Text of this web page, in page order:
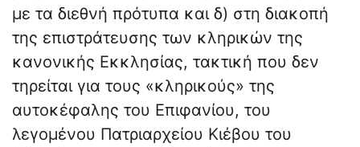
με τα διεθνή πρότυπα και δ) στη διακοπή
της επιστράτευσης των κληρικών της
κανονικής Εκκλησίας, τακτική που δεν
τηρείται για τους «κληρικούς» της
αυτοκέφαλης του Επιφανίου, του
λεγομένου Πατριαρχείου Κιέβου του